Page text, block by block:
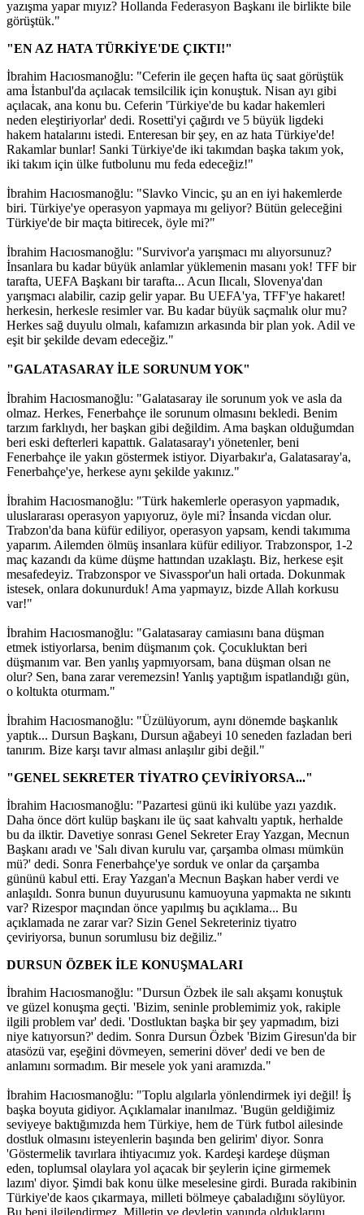
yazışma yapar mıyız? Hollanda Federasyon Başkanı ile birlikte bile
görüştük."
"EN AZ HATA TÜRKİYE'DE ÇIKTI!"
İbrahim Hacıosmanoğlu: "Ceferin ile geçen hafta üç saat görüştük
ama İstanbul'da açılacak temsilcilik için konuştuk. Nisan ayı gibi
açılacak, ana konu bu. Ceferin 'Türkiye'de bu kadar hakemleri
neden eleştiriyorlar' dedi. Rosetti'yi çağırdı ve 5 büyük ligdeki
hakem hatalarını istedi. Enteresan bir şey, en az hata Türkiye'de!
Rakamlar bunlar! Sanki Türkiye'de iki takımdan başka takım yok,
iki takım için ülke futbolunu mu feda edeceğiz!"
İbrahim Hacıosmanoğlu: "Slavko Vincic, şu an en iyi hakemlerde
biri. Türkiye'ye operasyon yapmaya mı geliyor? Bütün geleceğini
Türkiye'de bir maçta bitirecek, öyle mi?"
İbrahim Hacıosmanoğlu: "Survivor'a yarışmacı mı alıyorsunuz?
İnsanlara bu kadar büyük anlamlar yüklemenin masanı yok! TFF bir
tarafta, UEFA Başkanı bir tarafta... Acun Ilıcalı, Slovenya'dan
yarışmacı alabilir, cazip gelir yapar. Bu UEFA'ya, TFF'ye hakaret!
herkesin, herkesle resimler var. Bu kadar büyük saçmalık olur mu?
Herkes sağ duyulu olmalı, kafamızın arkasında bir plan yok. Adil ve
eşit bir şekilde devam edeceğiz."
"GALATASARAY İLE SORUNUM YOK"
İbrahim Hacıosmanoğlu: "Galatasaray ile sorunum yok ve asla da
olmaz. Herkes, Fenerbahçe ile sorunum olmasını bekledi. Benim
tarzım farklıydı, her başkan gibi değildim. Ama başkan olduğumdan
beri eski defterleri kapattık. Galatasaray'ı yönetenler, beni
Fenerbahçe ile yakın göstermek istiyor. Diyarbakır'a, Galatasaray'a,
Fenerbahçe'ye, herkese aynı şekilde yakınız."
İbrahim Hacıosmanoğlu: "Türk hakemlerle operasyon yapmadık,
uluslararası operasyon yapıyoruz, öyle mi? İnsanda vicdan olur.
Trabzon'da bana küfür ediliyor, operasyon yapsam, kendi takımıma
yaparım. Ailemden ölmüş insanlara küfür ediliyor. Trabzonspor, 1-2
maç kazandı da küme düşme hattından uzaklaştı. Biz, herkese eşit
mesafedeyiz. Trabzonspor ve Sivasspor'un hali ortada. Dokunmak
istesek, onlara dokunurduk! Ama yapmayız, bizde Allah korkusu
var!"
İbrahim Hacıosmanoğlu: "Galatasaray camiasını bana düşman
etmek istiyorlarsa, benim düşmanım çok. Çocukluktan beri
düşmanım var. Ben yanlış yapmıyorsam, bana düşman olsan ne
olur? Sen, bana zarar veremezsin! Yanlış yaptığım ispatlandığı gün,
o koltukta oturmam."
İbrahim Hacıosmanoğlu: "Üzülüyorum, aynı dönemde başkanlık
yaptık... Dursun Başkanı, Dursun ağabeyi 10 seneden fazladan beri
tanırım. Bize karşı tavır alması anlaşılır gibi değil."
"GENEL SEKRETER TİYATRO ÇEVİRİYORSA..."
İbrahim Hacıosmanoğlu: "Pazartesi günü iki kulübe yazı yazdık.
Daha önce dört kulüp başkanı ile üç saat kahvaltı yaptık, herhalde
bu da ilktir. Davetiye sonrası Genel Sekreter Eray Yazgan, Mecnun
Başkanı aradı ve 'Salı divan kurulu var, çarşamba olması mümkün
mü?' dedi. Sonra Fenerbahçe'ye sorduk ve onlar da çarşamba
gününü kabul etti. Eray Yazgan'a Mecnun Başkan haber verdi ve
anlaşıldı. Sonra bunun duyurusunu kamuoyuna yapmakta ne sıkıntı
var? Rizespor maçından önce yapılmış bu açıklama... Bu
açıklamada ne zarar var? Sizin Genel Sekreteriniz tiyatro
çeviriyorsa, bunun sorumlusu biz değiliz."
DURSUN ÖZBEK İLE KONUŞMALARI
İbrahim Hacıosmanoğlu: "Dursun Özbek ile salı akşamı konuştuk
ve güzel konuşma geçti. 'Bizim, seninle problemimiz yok, rakiple
ilgili problem var' dedi. 'Dostluktan başka bir şey yapmadım, bizi
niye katıyorsun?' dedim. Sonra Dursun Özbek 'Bizim Giresun'da bir
atasözü var, eşeğini dövmeyen, semerini döver' dedi ve ben de
anlamını sormadım. Bir mesele yok yani aramızda."
İbrahim Hacıosmanoğlu: "Toplu algılarla yönlendirmek iyi değil! İş
başka boyuta gidiyor. Açıklamalar inanılmaz. 'Bugün geldiğimiz
seviyeye baktığımızda hem Türkiye, hem de Türk futbol ailesinde
dostluk olmasını isteyenlerin başında ben gelirim' diyor. Sonra
'Göstermelik tavırlara ihtiyacımız yok. Kardeşi kardeşe düşman
eden, toplumsal olaylara yol açacak bir şeylerin içine girmemek
lazım' diyor. Şimdi bak konu ülke meselesine girdi. Burada rakibinin
Türkiye'de kaos çıkarmaya, milleti bölmeye çabaladığını söylüyor.
Bu beni ilgilendirmez. Milletin ve devletin yanında olduklarını